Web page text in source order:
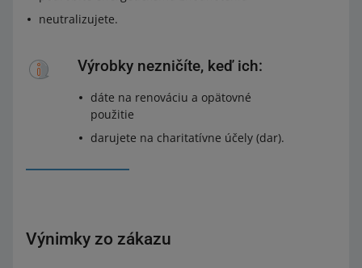
Opis Oblečenie a odevné doplnky, nepletené
O
Klobúky a iné pokrývky hlavy, ktoré sú splietané
alebo vyrobené spojením pásikov z akéhokoľvek
materiálu, taktiež podšité alebo ozdobené
O
Klobúky a iné pokrývky hlavy, pletené alebo
akéhokoľvek materiálu, taktiež podšité alebo
neutralizujete.
Výrobky nezničíte, keď ich:
dáte na renováciu a opätovné
použitie
darujete na charitatívne účely (dar).
Výnimky zo zákazu